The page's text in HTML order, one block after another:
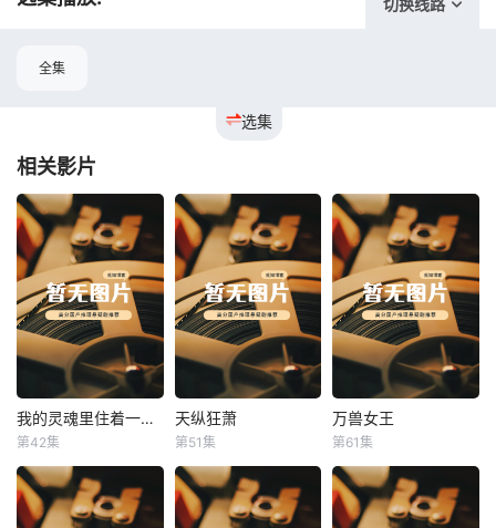
选集
全集
相关影片
我的灵魂里住着一条龙 我的灵魂里住着一条龙
第42集
天纵狂萧
天纵狂萧
第51集
万兽女王
万兽女王
第61集